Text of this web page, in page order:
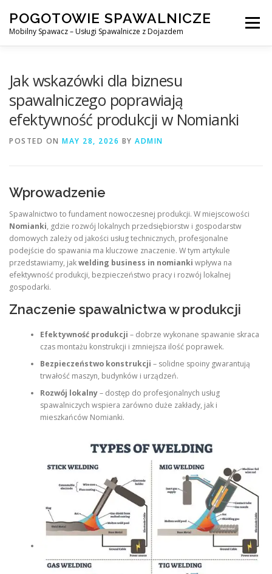
content
POGOTOWIE SPAWALNICZE
Mobilny Spawacz – Usługi Spawalnicze z Dojazdem
Menu
SPAWANIE MIG/MAG (GMAW) NASZE USŁUGI
Jak wskazówki dla biznesu
spawalniczego poprawiają
efektywność produkcji w Nomianki
POSTED ON MAY 28, 2026 BY ADMIN
Wprowadzenie
Spawalnictwo to fundament nowoczesnej produkcji. W miejscowości
Nomianki, gdzie rozwój lokalnych przedsiębiorstw i gospodarstw
domowych zależy od jakości usług technicznych, profesjonalne
podejście do spawania ma kluczowe znaczenie. W tym artykule
przedstawiamy, jakwelding business in nomianki wpływa na
efektywność produkcji, bezpieczeństwo pracy i rozwój lokalnej
gospodarki.
Znaczenie spawalnictwa w produkcji
Efektywność produkcji – dobrze wykonane spawanie skraca
czas montażu konstrukcji i zmniejsza ilość poprawek.
Bezpieczeństwo konstrukcji – solidne spoiny gwarantują
trwałość maszyn, budynków i urządzeń.
Rozwój lokalny– dostęp do profesjonalnych usług
spawalniczych wspiera zarówno duże zakłady, jak i
mieszkańców Nomianki.